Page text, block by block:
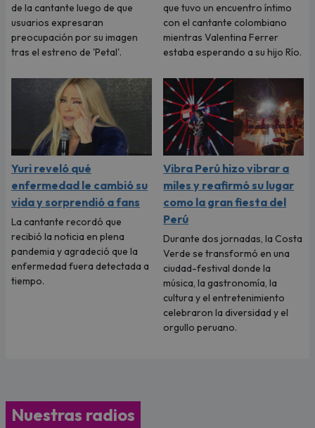
de la cantante luego de que
usuarios expresaran
preocupación por su imagen
tras el estreno de 'Petal'.
que tuvo un encuentro íntimo
con el cantante colombiano
mientras Valentina Ferrer
estaba esperando a su hijo Río.
Yuri reveló qué
enfermedad le cambió su
vida y sorprendió a fans
La cantante recordó que
recibió la noticia en plena
pandemia y agradeció que la
enfermedad fuera detectada a
tiempo.
Vibra Perú hizo vibrar a
miles y reafirmó su lugar
como la gran fiesta del
Perú
Durante dos jornadas, la Costa
Verde se transformó en una
ciudad-festival donde la
música, la gastronomía, la
cultura y el entretenimiento
celebraron la diversidad y el
orgullo peruano.
Nuestras radios